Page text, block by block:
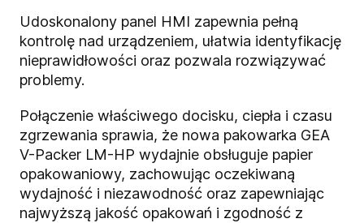
Udoskonalony panel HMI zapewnia pełną
kontrolę nad urządzeniem, ułatwia identyfikację
nieprawidłowości oraz pozwala rozwiązywać
problemy.
Połączenie właściwego docisku, ciepła i czasu
zgrzewania sprawia, że nowa pakowarka GEA
V-Packer LM-HP wydajnie obsługuje papier
opakowaniowy, zachowując oczekiwaną
wydajność i niezawodność oraz zapewniając
najwyższą jakość opakowań i zgodność z